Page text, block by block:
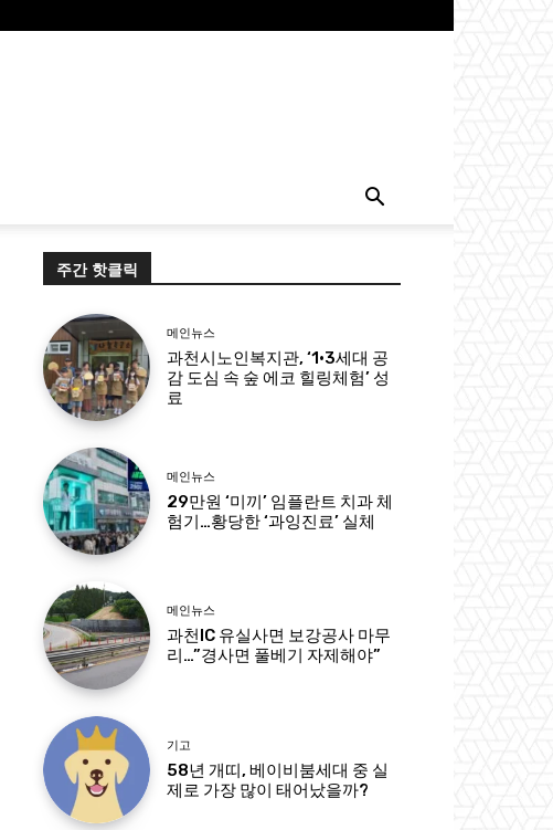
주간 핫클릭
메인뉴스
과천시노인복지관, ‘1·3세대 공
감 도심 속 숲 에코 힐링체험’ 성
료
메인뉴스
29만원 ‘미끼’ 임플란트 치과 체
험기…황당한 ‘과잉진료’ 실체
메인뉴스
과천IC 유실사면 보강공사 마무
리…”경사면 풀베기 자제해야”
기고
58년 개띠, 베이비붐세대 중 실
제로 가장 많이 태어났을까?